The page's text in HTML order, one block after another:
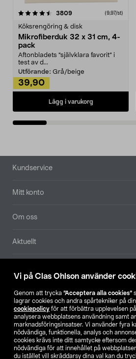
Vi på Clas Ohlson använder
Genom att trycka ”Acceptera alla cookies”
lagrar cookies och andra spårtekniker på
cookiepolicy för att förbättra upplevelsen
analysera webbplatsens användning samt
marknadsföringsinsatser. Vi använder fyra
nödvändiga, funktionella, analys och
cookies krävs inte ditt samtycke eftersom
nödvändiga för att innehållet på
du istället vill skräddarsy dina val kan du
3809recensioner (9,97/st)
Köksrengöring & disk
Mikrofiberduk 32 x 31 cm, 4-
pack
Aftonbladets "självklara favorit” i
test av d...
Utförande: Grå/beige
39,90
Lägg i varukorg
4.0av 5 stjärnor
Sidfot
Kundservice
Mitt konto
Om oss
Aktuellt
Hitta butik
SE NO FI